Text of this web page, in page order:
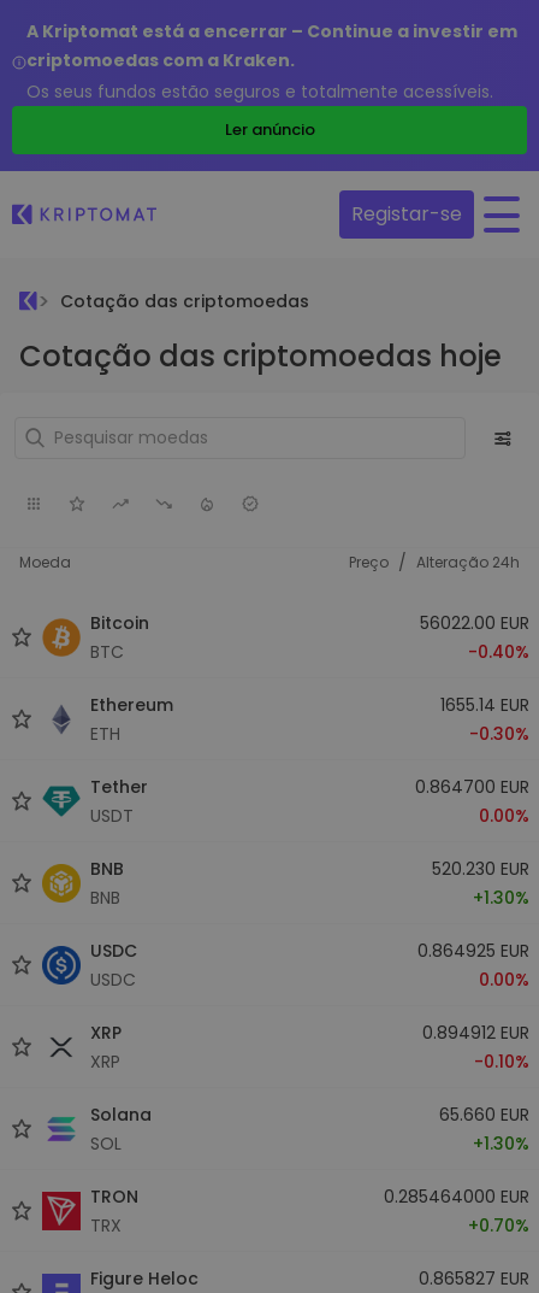
A Kriptomat está a encerrar – Continue a investir em
criptomoedas com a Kraken.
Os seus fundos estão seguros e totalmente acessíveis.
Ler anúncio
Registar-se
Cotação das criptomoedas
Cotação das criptomoedas hoje
Moeda Preço / Alteração 24h
Bitcoin
BTC
56022.00 EUR
-0.40%
Ethereum
ETH
1655.14 EUR
-0.30%
Tether
USDT
0.864700 EUR
0.00%
BNB
BNB
520.230 EUR
+1.30%
USDC
USDC
0.864925 EUR
0.00%
XRP
XRP
0.894912 EUR
-0.10%
Solana
SOL
65.660 EUR
+1.30%
TRON
TRX
0.285464000 EUR
+0.70%
Figure Heloc
0.865827 EUR